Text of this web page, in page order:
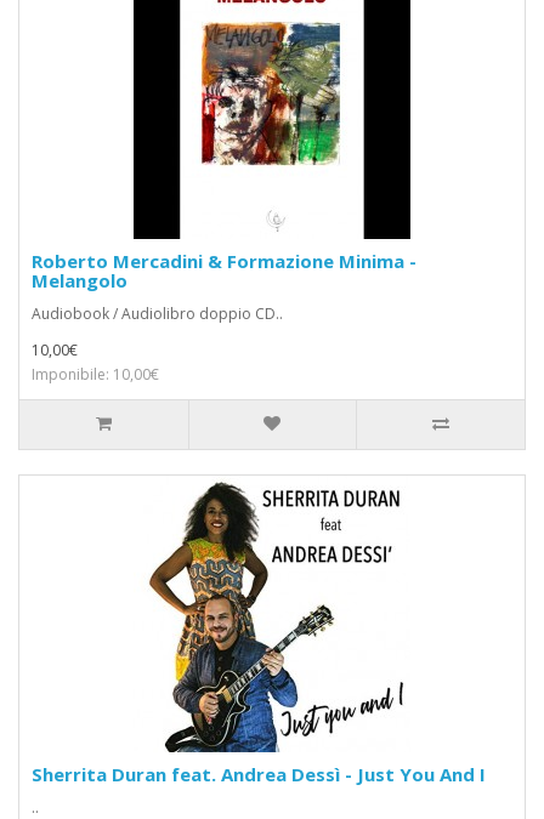
Roberto Mercadini & Formazione Minima -
Melangolo
Audiobook / Audiolibro doppio CD..
10,00€
Imponibile: 10,00€
Sherrita Duran feat. Andrea Dessì - Just You And I
..